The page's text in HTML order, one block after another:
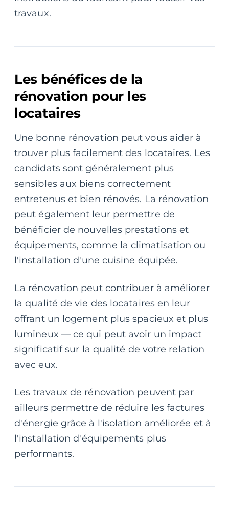
travaux.
Les bénéfices de la
rénovation pour les
locataires
Une bonne rénovation peut vous aider à
trouver plus facilement des locataires. Les
candidats sont généralement plus
sensibles aux biens correctement
entretenus et bien rénovés. La rénovation
peut également leur permettre de
bénéficier de nouvelles prestations et
équipements, comme la climatisation ou
l'installation d'une cuisine équipée.
La rénovation peut contribuer à améliorer
la qualité de vie des locataires en leur
offrant un logement plus spacieux et plus
lumineux — ce qui peut avoir un impact
significatif sur la qualité de votre relation
avec eux.
Les travaux de rénovation peuvent par
ailleurs permettre de réduire les factures
d'énergie grâce à l'isolation améliorée et à
l'installation d'équipements plus
performants.